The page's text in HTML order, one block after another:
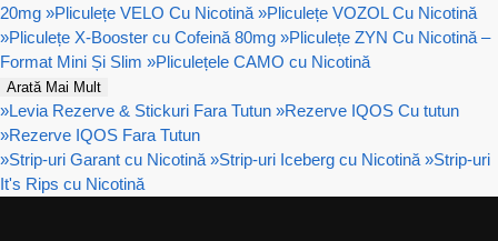
20mg »Pliculețe VELO Cu Nicotină »Pliculețe VOZOL Cu Nicotină
»Pliculețe X-Booster cu Cofeină 80mg »Pliculețe ZYN Cu Nicotină –
Format Mini Și Slim »Pliculețele CAMO cu Nicotină
Arată Mai Mult
»Levia Rezerve & Stickuri Fara Tutun »Rezerve IQOS Cu tutun
»Rezerve IQOS Fara Tutun
»Strip-uri Garant cu Nicotină »Strip-uri Iceberg cu Nicotină »Strip-uri
It's Rips cu Nicotină